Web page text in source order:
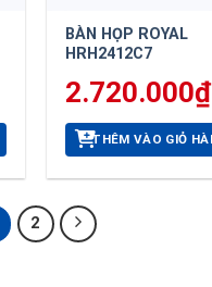
BÀN HỌP ROYAL
HRH2412C7
2.720.000₫
THÊM VÀO GIỎ
2